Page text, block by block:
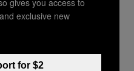
exclusive new
for $2